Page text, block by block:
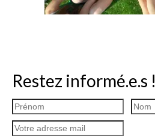
Restez informé.e.s !